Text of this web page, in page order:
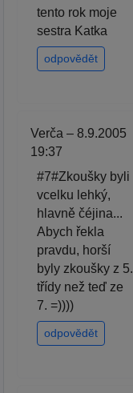
tento rok moje
sestra Katka
odpovědět
Verča – 8.9.2005
19:37
#7#Zkoušky byli
vcelku lehký,
hlavně čéjina...
Abych řekla
pravdu, horší
byly zkoušky z 5.
třídy než teď ze
7. =))))
odpovědět